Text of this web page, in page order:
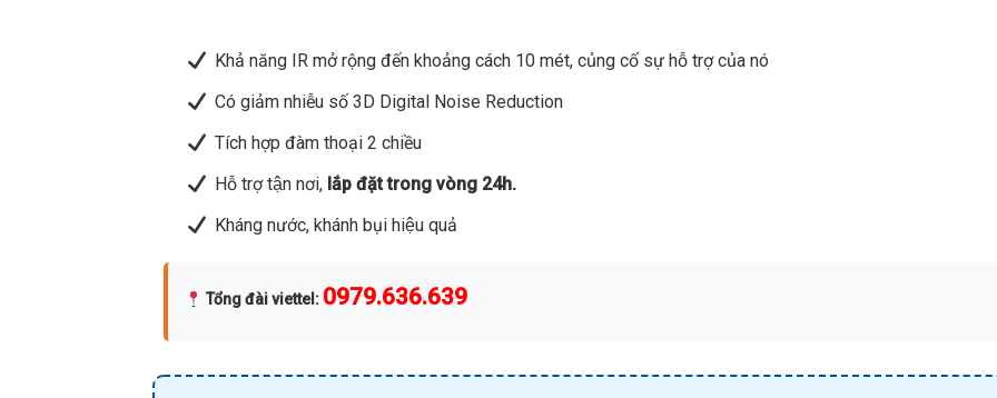
Khả năng IR mở rộng đến khoảng cách 10 mét, củng cố sự hỗ trợ của nó
Có giảm nhiễu số 3D Digital Noise Reduction
Tích hợp đàm thoại 2 chiều
Hỗ trợ tận nơi,lắp đặt trong vòng 24h.
Kháng nước, khánh bụi hiệu quả
Tổng đài viettel : 0979.636.639